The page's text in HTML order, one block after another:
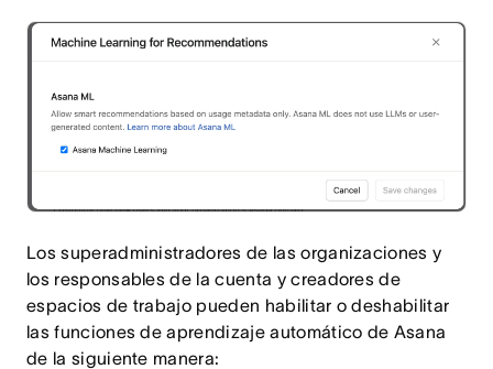
Los superadministradores de las organizaciones y
los responsables de la cuenta y creadores de
espacios de trabajo pueden habilitar o deshabilitar
las funciones de aprendizaje automático de Asana
de la siguiente manera: